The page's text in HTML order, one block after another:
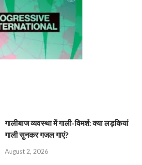
गालीबाज व्‍यवस्‍था में गाली-विमर्श: क्या लड़कियां
गाली सुनकर गजल गाएं?
August 2, 2026